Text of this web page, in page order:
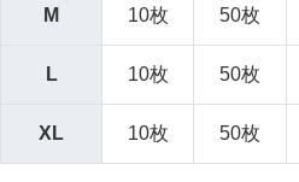
M 10枚 50枚
L 10枚 50枚
XL 10枚 50枚